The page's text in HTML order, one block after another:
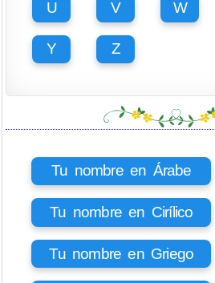
U V W
Y Z
Tu nombre en Árabe
Tu nombre en Cirílico
Tu nombre en Griego